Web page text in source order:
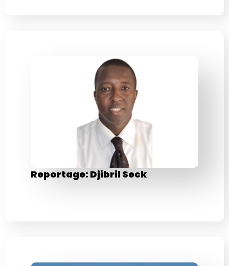
Reportage: Djibril Seck